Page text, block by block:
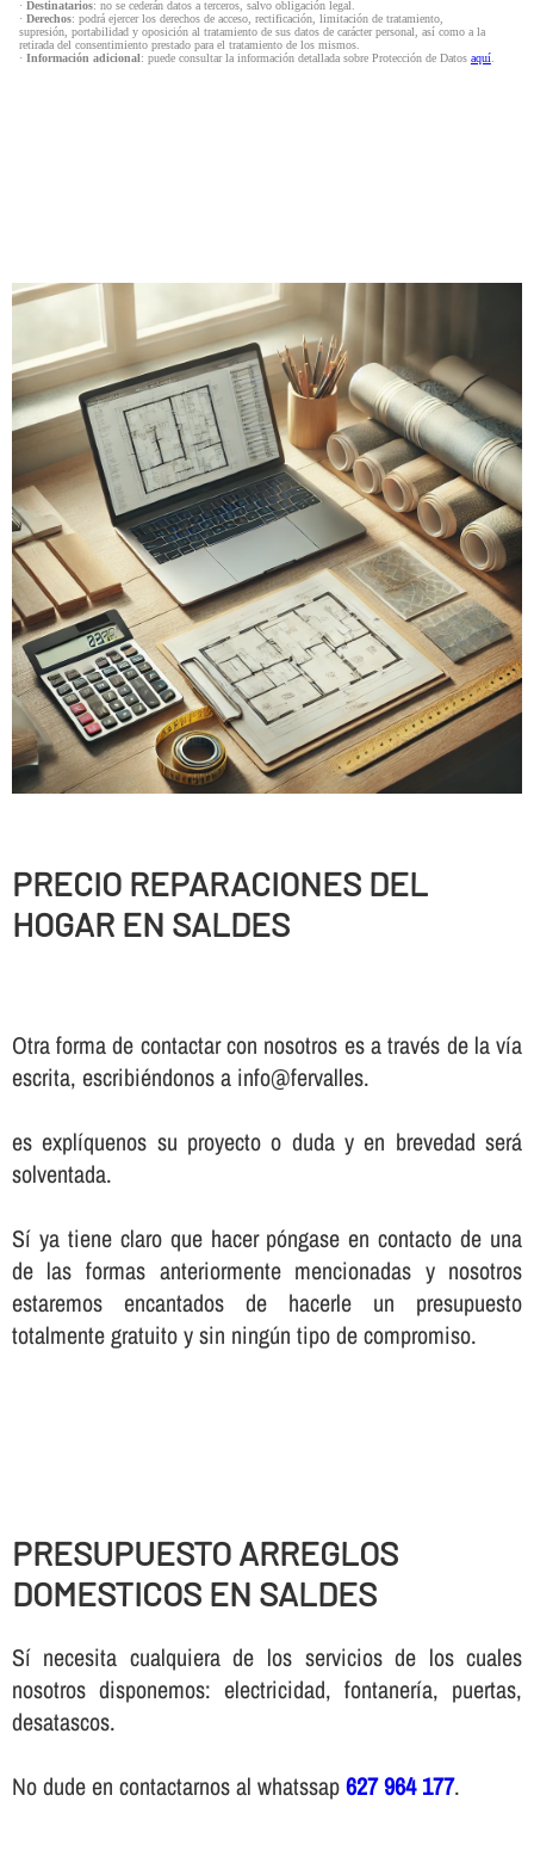
· Destinatarios: no se cederán datos a terceros, salvo obligación legal.
· Derechos: podrá ejercer los derechos de acceso, rectificación, limitación de tratamiento,
supresión, portabilidad y oposición al tratamiento de sus datos de carácter personal, así como a la
retirada del consentimiento prestado para el tratamiento de los mismos.
· Información adicional: puede consultar la información detallada sobre Protección de Datos aquí.
PRECIO REPARACIONES DEL
HOGAR EN SALDES
Otra forma de contactar con nosotros es a través de la vía
escrita, escribiéndonos a info@fervalles.
es explíquenos su proyecto o duda y en brevedad será
solventada.
Sí ya tiene claro que hacer póngase en contacto de una
de las formas anteriormente mencionadas y nosotros
estaremos encantados de hacerle un presupuesto
totalmente gratuito y sin ningún tipo de compromiso.
PRESUPUESTO ARREGLOS
DOMESTICOS EN SALDES
Sí necesita cualquiera de los servicios de los cuales
nosotros disponemos: electricidad, fontanería, puertas,
desatascos.
No dude en contactarnos al whatssap627 964 177.